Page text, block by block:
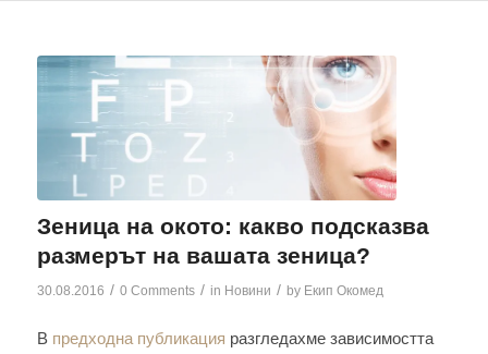
Зеница на окото: какво подсказва
размерът на вашата зеница?
30.08.2016 / 0 Comments / in Новини / by Екип Окомед
В предходна публикация разгледахме зависимостта